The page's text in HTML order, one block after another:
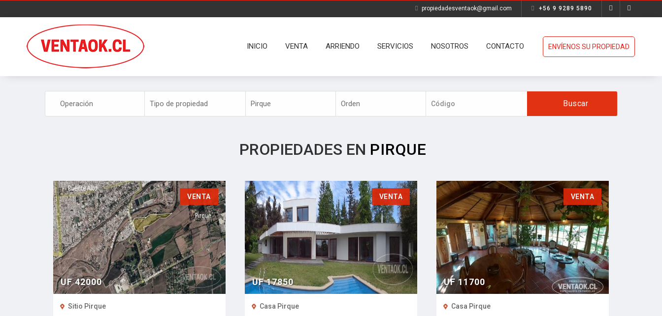
propiedadesventaok@gmail.com +56 9 9289 5890
INICIO VENTA ARRIENDO SERVICIOS NOSOTROS CONTACTO ENVÍENOS SU PROPIEDAD
PROPIEDADES EN PIRQUE
VENTA
UF 42000
Sitio Pirque
VENTA
UF 17850
Casa Pirque
VENTA
UF 11700
Casa Pirque